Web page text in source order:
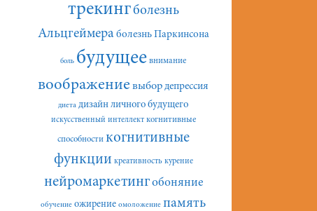
трекингболезнь
Альцгеймера болезнь Паркинсона
боль будущее внимание
воображение выбор депрессия
диета дизайн личного будущего
искусственный интеллект когнитивные
способности когнитивные
функции креативность курение
нейромаркетингобоняние
обучение ожирение омоложение память